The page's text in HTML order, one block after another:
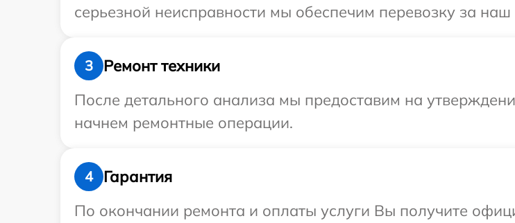
серьезной неисправности мы обеспечим перевозку за
3
Ремонт техники
После детального анализа мы предоставим на
начнем ремонтные операции.
4
Гарантия
По окончании ремонта и оплаты услуги Вы получите